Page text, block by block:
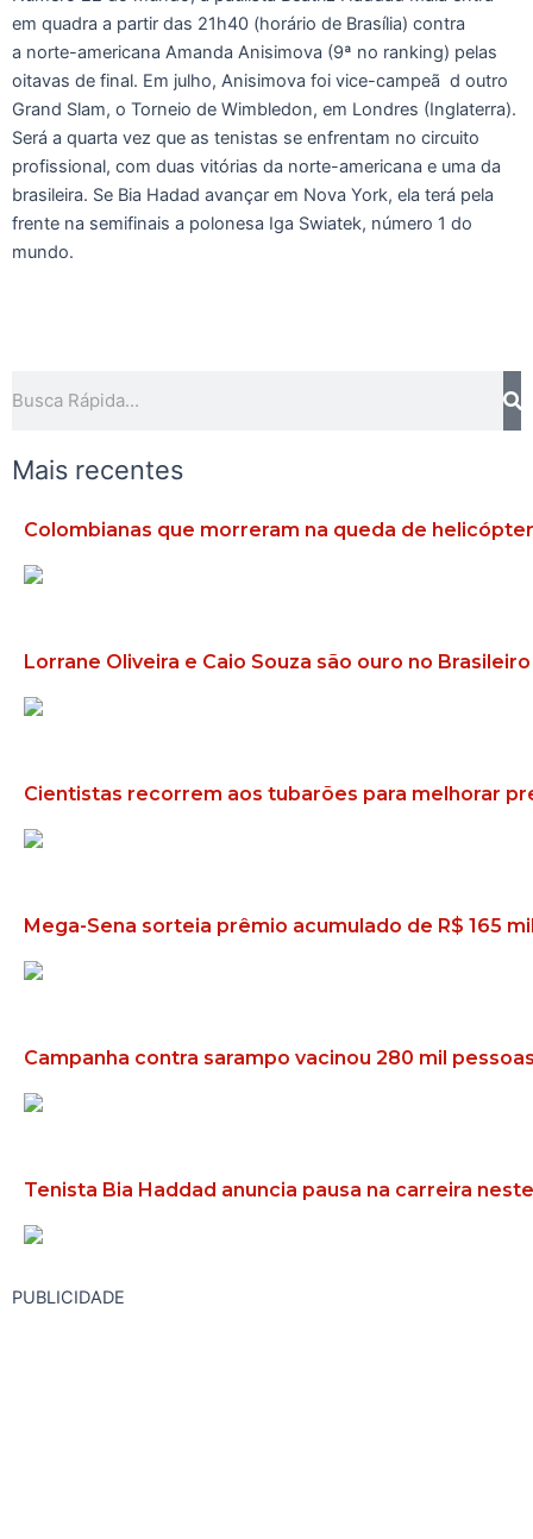
em quadra a partir das 21h40 (horário de Brasília) contra
a norte-americana Amanda Anisimova (9ª no ranking) pelas
oitavas de final. Em julho, Anisimova foi vice-campeã d outro
Grand Slam, o Torneio de Wimbledon, em Londres (Inglaterra).
Será a quarta vez que as tenistas se enfrentam no circuito
profissional, com duas vitórias da norte-americana e uma da
brasileira. Se Bia Hadad avançar em Nova York, ela terá pela
frente na semifinais a polonesa Iga Swiatek, número 1 do
mundo.
Mais recentes
Colombianas que morreram na queda de
Lorrane Oliveira e Caio Souza são ouro no
Cientistas recorrem aos tubarões para melhorar
Mega-Sena sorteia prêmio acumulado de R$ 165
Campanha contra sarampo vacinou 280 mil
Tenista Bia Haddad anuncia pausa na carreira
PUBLICIDADE